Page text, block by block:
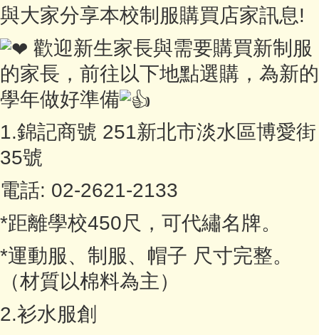
教師專區
家長園地
鄧公附幼
學習資源
English
與大家分享本校制服購買店家訊息!
歡迎新生家長與需要購買新制服
的家長，前往以下地點選購，為新的
學年做好準備
1.錦記商號 251新北市淡水區博愛街
35號
電話: 02-2621-2133
*距離學校450尺，可代繡名牌。
*運動服、制服、帽子 尺寸完整。
（材質以棉料為主）
2.衫水服創